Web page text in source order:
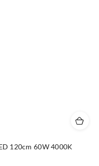
120cm 60W 4000K